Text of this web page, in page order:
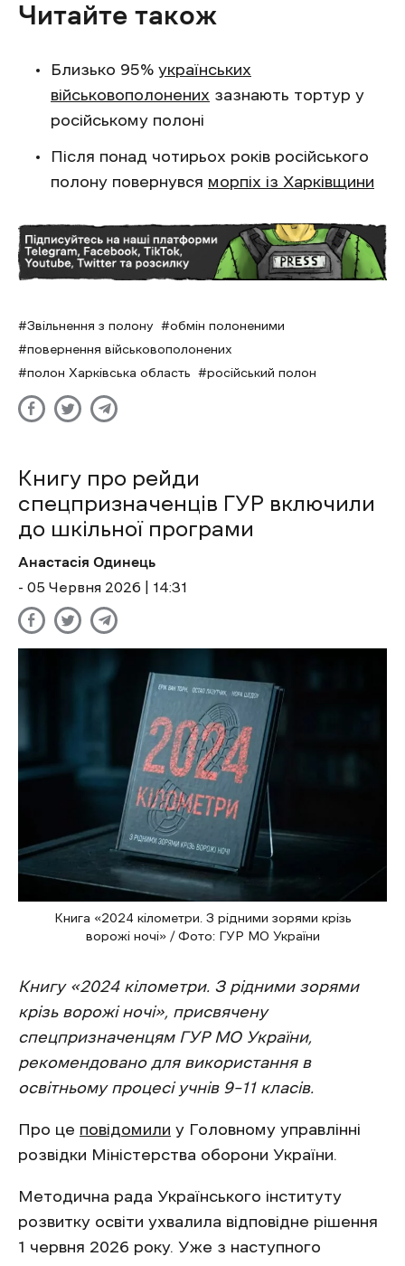
Читайте також
Близько 95% українських
військовополонених зазнають тортур у
російському полоні
Після понад чотирьох років російського
полону повернувся морпіх із Харківщини
Звільнення з полону
обмін полоненими
повернення військовополонених
полон Харківська область
російський полон
Книгу про рейди
спецпризначенців ГУР включили
до шкільної програми
Анастасія Одинець
- 05 Червня 2026 | 14:31
Книга «2024 кілометри. З рідними зорями крізь
ворожі ночі» / Фото: ГУР МО України
Книгу «2024 кілометри. З рідними зорями
крізь ворожі ночі», присвячену
спецпризначенцям ГУР МО України,
рекомендовано для використання в
освітньому процесі учнів 9–11 класів.
Про це повідомили у Головному управлінні
розвідки Міністерства оборони України.
Методична рада Українського інституту
розвитку освіти ухвалила відповідне рішення
1 червня 2026 року. Уже з наступного